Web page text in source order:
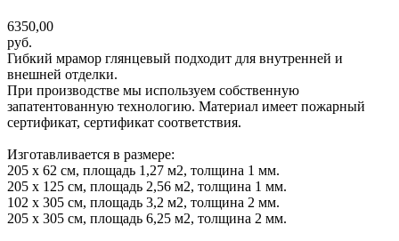
6350,00
руб.
Гибкий мрамор глянцевый подходит для внутренней и
внешней отделки.
При производстве мы используем собственную
запатентованную технологию. Материал имеет пожарный
сертификат, сертификат соответствия.
Изготавливается в размере:
205 х 62 см, площадь 1,27 м2, толщина 1 мм.
205 х 125 см, площадь 2,56 м2, толщина 1 мм.
102 х 305 см, площадь 3,2 м2, толщина 2 мм.
205 х 305 см, площадь 6,25 м2, толщина 2 мм.